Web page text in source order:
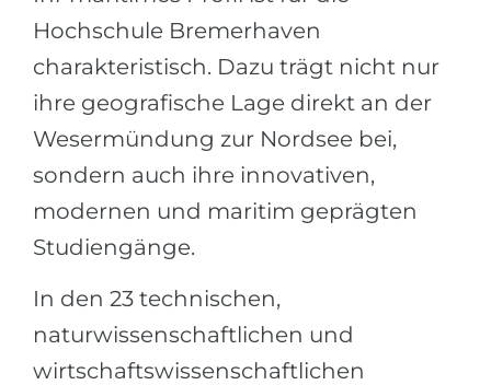
Städte
Studienfächer
Beispiel-Stellenangebote
BERUFSORIENTIERUNG
Holland-Test
Interessenkarte-Test
RIASEC-Test
BEWERBEN FÜR FACHRICHTUNG …
Medizin
Ingenieurwesen
Management
Anderes Fach
Russland
Ukraine
Hochschule Bremerhaven
charakteristisch. Dazu trägt nicht nur
ihre geografische Lage direkt an der
Wesermündung zur Nordsee bei,
sondern auch ihre innovativen,
modernen und maritim geprägten
Studiengänge.
In den 23 technischen,
naturwissenschaftlichen und
wirtschaftswissenschaftlichen